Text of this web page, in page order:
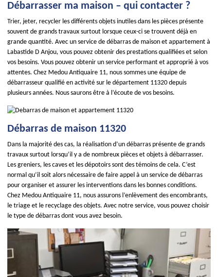
Débarrasser ma maison – qui contacter ?
Trier, jeter, recycler les différents objets inutiles dans les pièces présente
souvent de grands travaux surtout lorsque ceux-ci se trouvent déjà en
grande quantité. Avec un service de débarras de maison et appartement à
Labastide D Anjou, vous pouvez obtenir des prestations qualifiées et selon
vos besoins. Vous pouvez obtenir un service performant et approprié à vos
attentes. Chez Medou Antiquaire 11, nous sommes une équipe de
débarrasseur qualifié en activité sur le département 11320 depuis
plusieurs années. Nous saurons être à l’écoute de vos besoins.
Débarras de maison 11320
Dans la majorité des cas, la réalisation d’un débarras présente de grands
travaux surtout lorsqu’il y a de nombreux pièces et objets à débarrasser.
Les greniers, les caves et les dépotoirs sont des témoins de cela. C’est
normal qu’il soit alors nécessaire de faire appel à un service de débarras
pour organiser et assurer les interventions dans les bonnes conditions.
Chez Medou Antiquaire 11, nous assurons l’enlèvement des encombrants,
le triage et le recyclage des objets. Avec notre service, vous pouvez choisir
le type de débarras dont vous avez besoin.